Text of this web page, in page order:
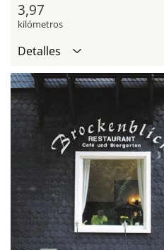
3,97
kilómetros
Detalles